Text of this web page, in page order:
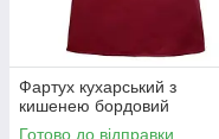
Фартух кухарський з
кишенею бордовий
Готово до відправки